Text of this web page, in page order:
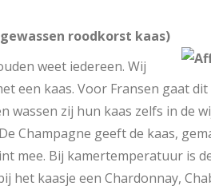
roodkorst kaas)
weet iedereen. Wij
een kaas. Voor Fransen gaat
zij hun kaas zelfs in de
Champagne geeft de kaas,
mee. Bij kamertemperatuur is
het kaasje een Chardonnay,